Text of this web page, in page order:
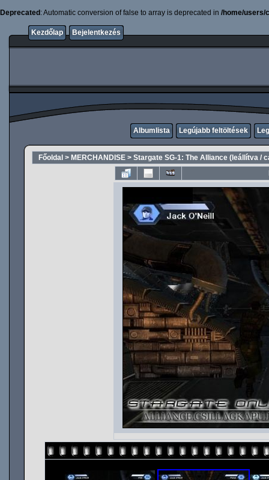
Deprecated : Automatic conversion of false to array is deprecated in /home/users/
Kezdőlap Bejelentkezés
Albumlista Legújabb feltöltések
Főoldal > MERCHANDISE > Stargate SG-1: The Alliance (leállítva /